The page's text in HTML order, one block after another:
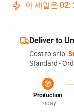
이 세일은 02:
Deliver to
Cost to ship:
Standard -
Production
Today